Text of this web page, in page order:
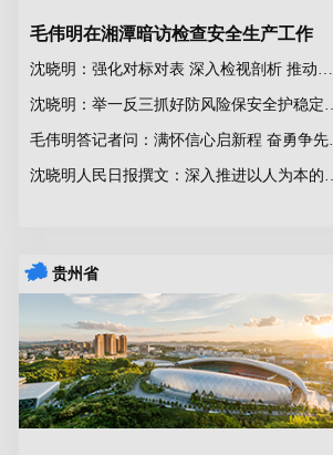
毛伟明在湘潭暗访检查安全生产工作
贵州省